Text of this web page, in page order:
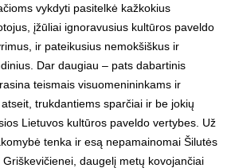
vykdyti pasitelkė kažkokius
įžūliai ignoravusius kultūros paveldo
ir pateikusius nemokšiškus ir
Dar daugiau – pats dabartinis
teismais visuomenininkams ir
trukdantiems sparčiai ir be jokių
Lietuvos kultūros paveldo vertybes. Už
tenka ir esą nepamainomai Šilutės
daugelį metų kovojančiai